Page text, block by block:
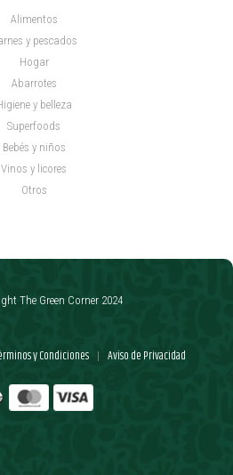
Alimentos
y pescados
Hogar
Abarrotes
y belleza
Superfoods
Bebés y niños
Vinos y licores
Otros
y Condiciones | Aviso de Privacidad
The Green Corner 2024